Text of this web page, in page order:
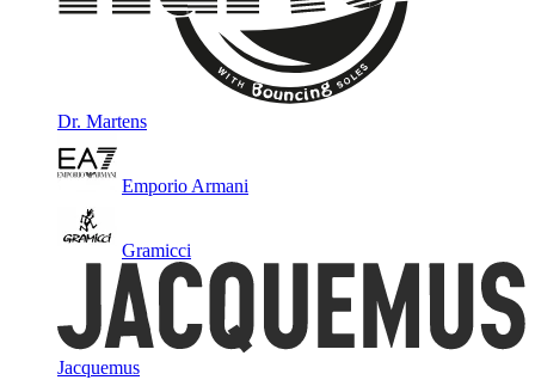
Dr. Martens
Emporio Armani
Gramicci
Jacquemus